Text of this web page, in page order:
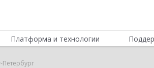
Платформа и технологии
Петербург